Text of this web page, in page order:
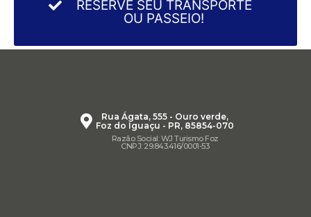
RESERVE SEU TRANSPORTE
OU PASSEIO!
Rua Ágata, 555 - Ouro verde,
Foz do Iguaçu - PR, 85854-070
Razão Social: WJ Turismo Foz
CNPJ: 29.843.416/0001-53